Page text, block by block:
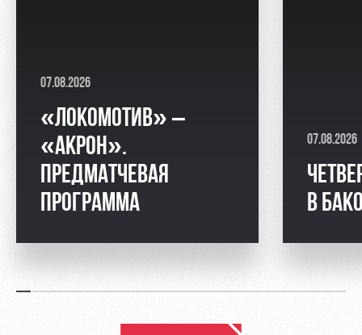
07.08.2026
«ЛОКОМОТИВ» –
«АКРОН».
ПРЕДМАТЧЕВАЯ
ПРОГРАММА
07.08.2026
В